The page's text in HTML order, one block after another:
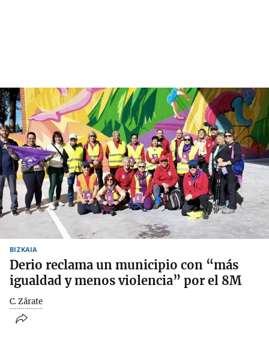
BIZKAIA
Derio reclama un municipio con “más
igualdad y menos violencia” por el 8M
C. Zárate